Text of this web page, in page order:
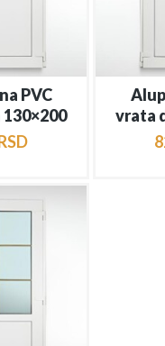
PVC
vrata